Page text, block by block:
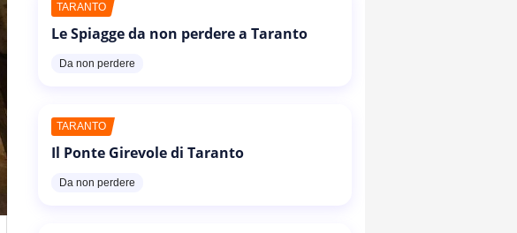
TARANTO
Le Spiagge da non perdere a Taranto
Da non perdere
TARANTO
Il Ponte Girevole di Taranto
Da non perdere